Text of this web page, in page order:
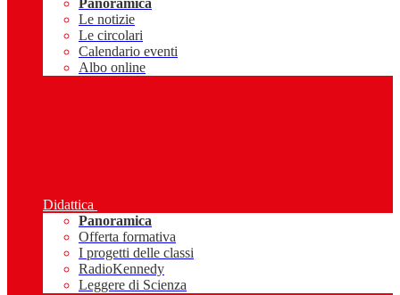
Panoramica
Le notizie
Le circolari
Calendario eventi
Albo online
Didattica
Panoramica
Offerta formativa
I progetti delle classi
RadioKennedy
Leggere di Scienza